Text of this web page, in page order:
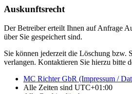
Auskunftsrecht
Der Betreiber erteilt Ihnen auf Anfrage
über Sie gespeichert sind.
Sie können jederzeit die Löschung bzw.
verlangen. Kontaktieren Sie hierzu bitte
MC Richter GbR (Impressum /
Alle Zeiten sind UTC+01:00